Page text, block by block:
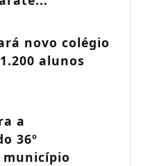
novo colégio
alunos
a
36º